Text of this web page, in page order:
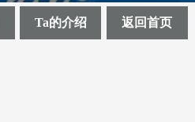
Ta的介绍 返回首页